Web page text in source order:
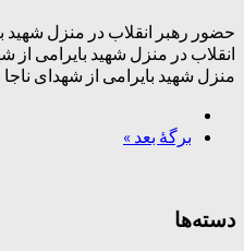
حضور رهبر انقلاب در منزل شهید
انقلاب در منزل شهید بایرامی از
منزل شهید بایرامی از شهدای ناجا
برگهٔ بعد »
دسته‌ها